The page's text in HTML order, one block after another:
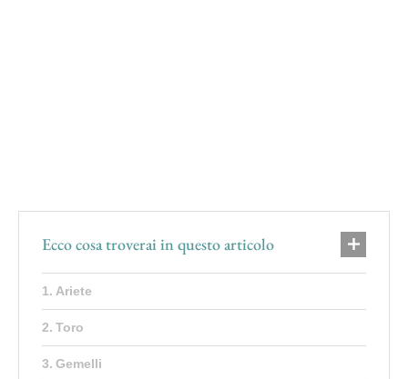
Ecco cosa troverai in questo articolo
Ariete
Toro
Gemelli